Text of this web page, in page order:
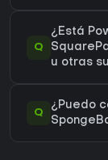
Q
¿Está
u otras
Q
¿Puedo